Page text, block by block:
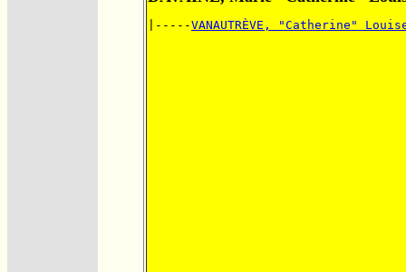
|-----VANAUTRÈVE, "Catherine"